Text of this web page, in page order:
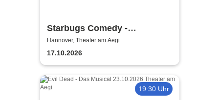
Starbugs Comedy -
Showtime!
Hannover, Theater am Aegi
17.10.2026
19:30 Uhr